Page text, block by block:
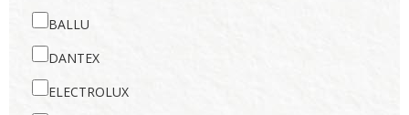
BALLU
DANTEX
ELECTROLUX